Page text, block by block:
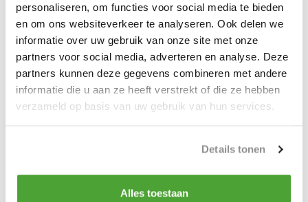
personaliseren, om functies voor social media te bieden
en om ons websiteverkeer te analyseren. Ook delen we
informatie over uw gebruik van onze site met onze
partners voor social media, adverteren en analyse. Deze
partners kunnen deze gegevens combineren met andere
informatie die u aan ze heeft verstrekt of die ze hebben
verzameld op basis van uw gebruik van hun services.
Details tonen
Alles toestaan
Artikelnummer FA 60 007 00
Do you have a question about this product?
Our employee is happy to help you find the right product
Send mail